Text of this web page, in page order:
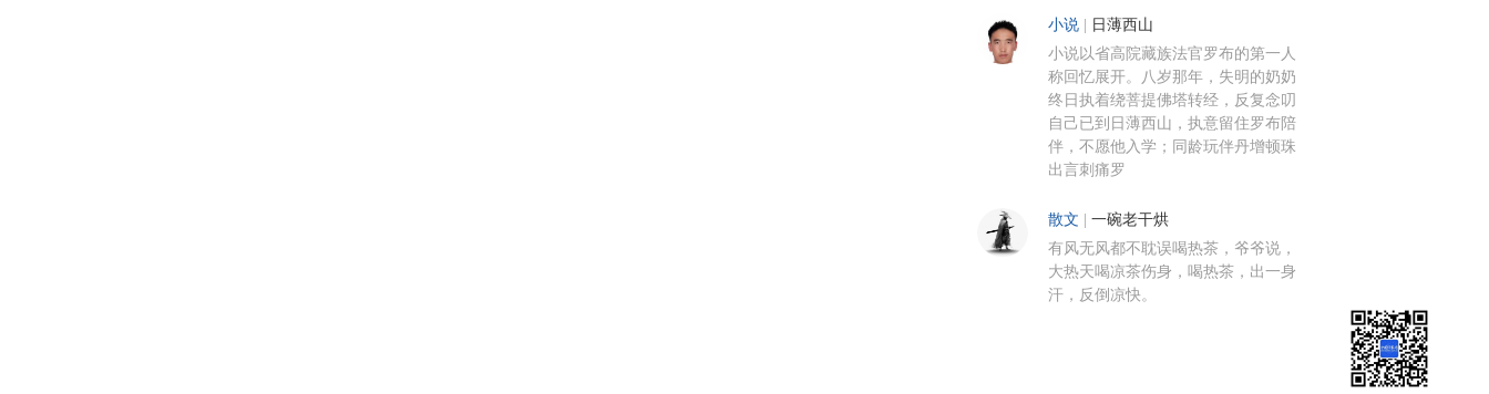
小说 日薄西山
小说以省高院藏族法官罗布的第一人
称回忆展开。八岁那年，失明的奶奶
终日执着绕菩提佛塔转经，反复念叨
自己已到日薄西山，执意留住罗布陪
伴，不愿他入学；同龄玩伴丹增顿珠
出言刺痛罗
散文 一碗老干烘
有风无风都不耽误喝热茶，爷爷说，
大热天喝凉茶伤身，喝热茶，出一身
汗，反倒凉快。